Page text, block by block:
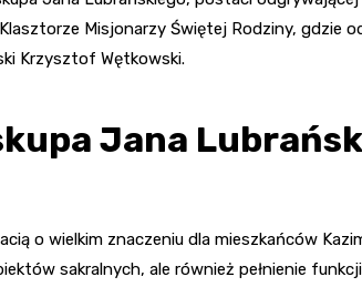
Misjonarzy Świętej Rodziny, gdzie
Krzysztof Wętkowski.
Jana
o wielkim znaczeniu dla mieszkańców
sakralnych, ale również pełnienie